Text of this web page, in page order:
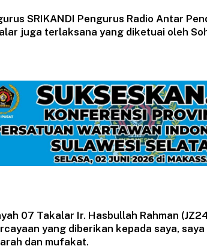
SRIKANDI Pengurus Radio Antar
juga terlaksana yang diketuai oleh
07 Takalar Ir. Hasbullah Rahman
yang diberikan kepada saya,
dan mufakat.